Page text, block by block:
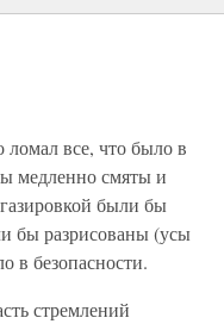
все, что было в
медленно смяты и
были бы
бы разрисованы (усы
в безопасности.
стремлений